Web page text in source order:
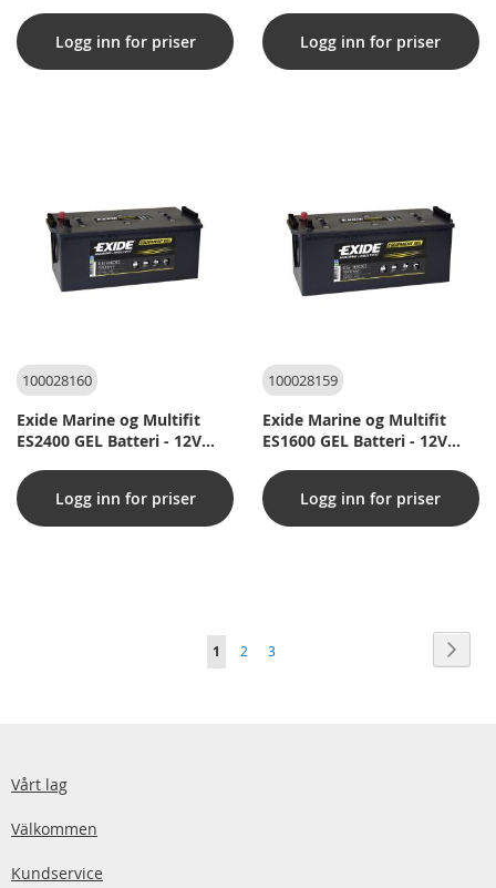
Logg inn for priser
Logg inn for priser
100028160
Exide Marine og Multifit
ES2400 GEL Batteri - 12V
Logg inn for priser
100028159
Exide Marine og Multifit
ES1600 GEL Batteri - 12V
Logg inn for priser
You're
1 Sida
2 Sida
3
Vårt lag
Välkommen
Kundservice